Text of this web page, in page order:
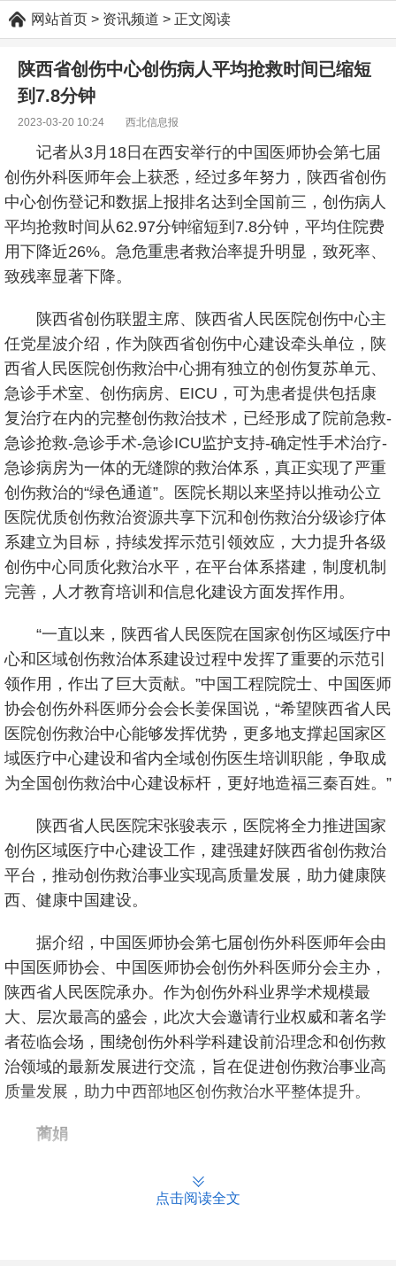
网站首页 > 资讯频道 > 正文阅读
陕西省创伤中心创伤病人平均抢救时间已缩短
到7.8分钟
2023-03-20 10:24 西北信息报
记者从3月18日在西安举行的中国医师协会第七届
创伤外科医师年会上获悉，经过多年努力，陕西省创伤
中心创伤登记和数据上报排名达到全国前三，创伤病人
平均抢救时间从62.97分钟缩短到7.8分钟，平均住院费
用下降近26%。急危重患者救治率提升明显，致死率、
致残率显著下降。
陕西省创伤联盟主席、陕西省人民医院创伤中心主
任党星波介绍，作为陕西省创伤中心建设牵头单位，陕
西省人民医院创伤救治中心拥有独立的创伤复苏单元、
急诊手术室、创伤病房、EICU，可为患者提供包括康
复治疗在内的完整创伤救治技术，已经形成了院前急救-
急诊抢救-急诊手术-急诊ICU监护支持-确定性手术治疗-
急诊病房为一体的无缝隙的救治体系，真正实现了严重
创伤救治的“绿色通道”。医院长期以来坚持以推动公立
医院优质创伤救治资源共享下沉和创伤救治分级诊疗体
系建立为目标，持续发挥示范引领效应，大力提升各级
创伤中心同质化救治水平，在平台体系搭建，制度机制
完善，人才教育培训和信息化建设方面发挥作用。
“一直以来，陕西省人民医院在国家创伤区域医疗中
心和区域创伤救治体系建设过程中发挥了重要的示范引
领作用，作出了巨大贡献。”中国工程院院士、中国医师
协会创伤外科医师分会会长姜保国说，“希望陕西省人民
医院创伤救治中心能够发挥优势，更多地支撑起国家区
域医疗中心建设和省内全域创伤医生培训职能，争取成
为全国创伤救治中心建设标杆，更好地造福三秦百姓。”
陕西省人民医院宋张骏表示，医院将全力推进国家
创伤区域医疗中心建设工作，建强建好陕西省创伤救治
平台，推动创伤救治事业实现高质量发展，助力健康陕
西、健康中国建设。
据介绍，中国医师协会第七届创伤外科医师年会由
中国医师协会、中国医师协会创伤外科医师分会主办，
陕西省人民医院承办。作为创伤外科业界学术规模最
大、层次最高的盛会，此次大会邀请行业权威和著名学
者莅临会场，围绕创伤外科学科建设前沿理念和创伤救
治领域的最新发展进行交流，旨在促进创伤救治事业高
质量发展，助力中西部地区创伤救治水平整体提升。
蔺娟
点击阅读全文